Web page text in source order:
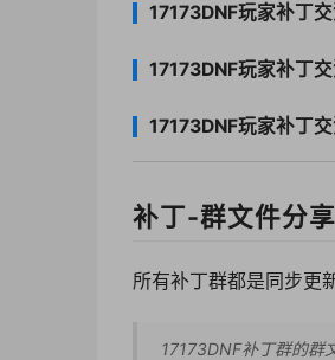
17173DNF玩家补丁
17173DNF玩家补丁
17173DNF玩家补丁
补丁-群文件分享
所有补丁群都是同步更
17173DNF补丁群的群